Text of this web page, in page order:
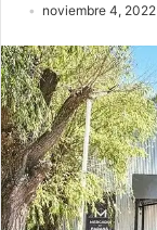
noviembre 4, 2022